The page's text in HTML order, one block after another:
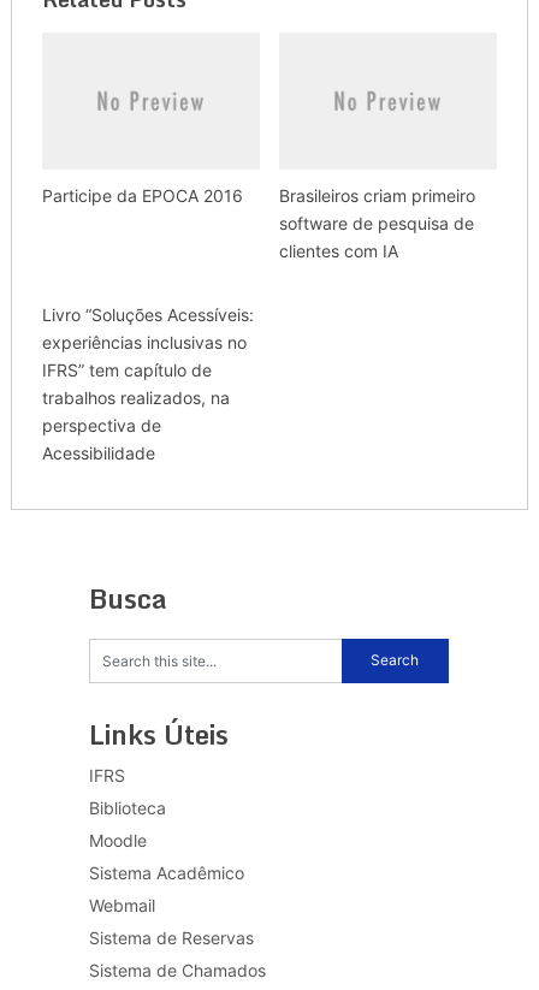
Participe da EPOCA 2016
Brasileiros criam primeiro
software de pesquisa de
clientes com IA
Livro “Soluções Acessíveis:
experiências inclusivas no
IFRS” tem capítulo de
trabalhos realizados, na
perspectiva de
Acessibilidade
Busca
Links Úteis
IFRS
Biblioteca
Moodle
Sistema Acadêmico
Webmail
Sistema de Reservas
Sistema de Chamados